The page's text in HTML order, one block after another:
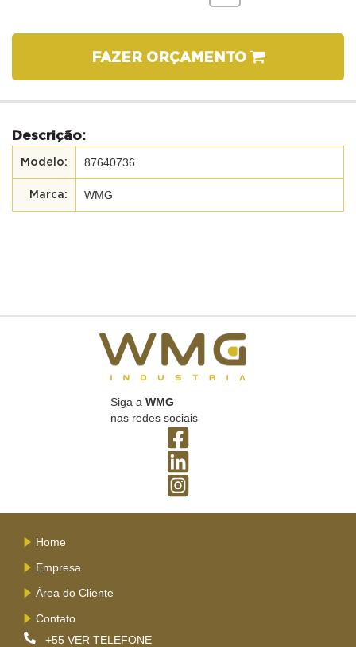
FAZER ORÇAMENTO
Descrição:
87640736
WMG
Siga a WMG
nas redes sociais
Home
Empresa
Área do Cliente
Contato
+55 VER TELEFONE